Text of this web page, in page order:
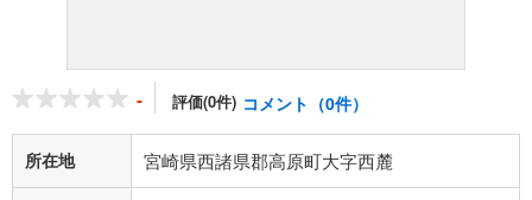
- 評価(0件) コメント（0件）
所在地 宮崎県西諸県郡高原町大字西麓